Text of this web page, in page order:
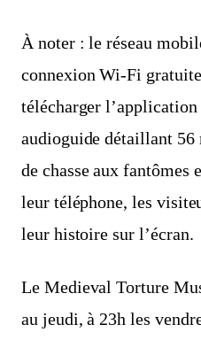
À noter : le réseau
connexion Wi-Fi
télécharger
audioguide détaillant 56
de chasse aux fantômes
leur téléphone, les
leur histoire sur l’écran.
Le Medieval Torture
au jeudi, à 23h les